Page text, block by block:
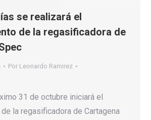
se realizará el
de la regasificadora de
Por Leonardo Ramirez
31 de octubre iniciará el
la regasificadora de Cartagena